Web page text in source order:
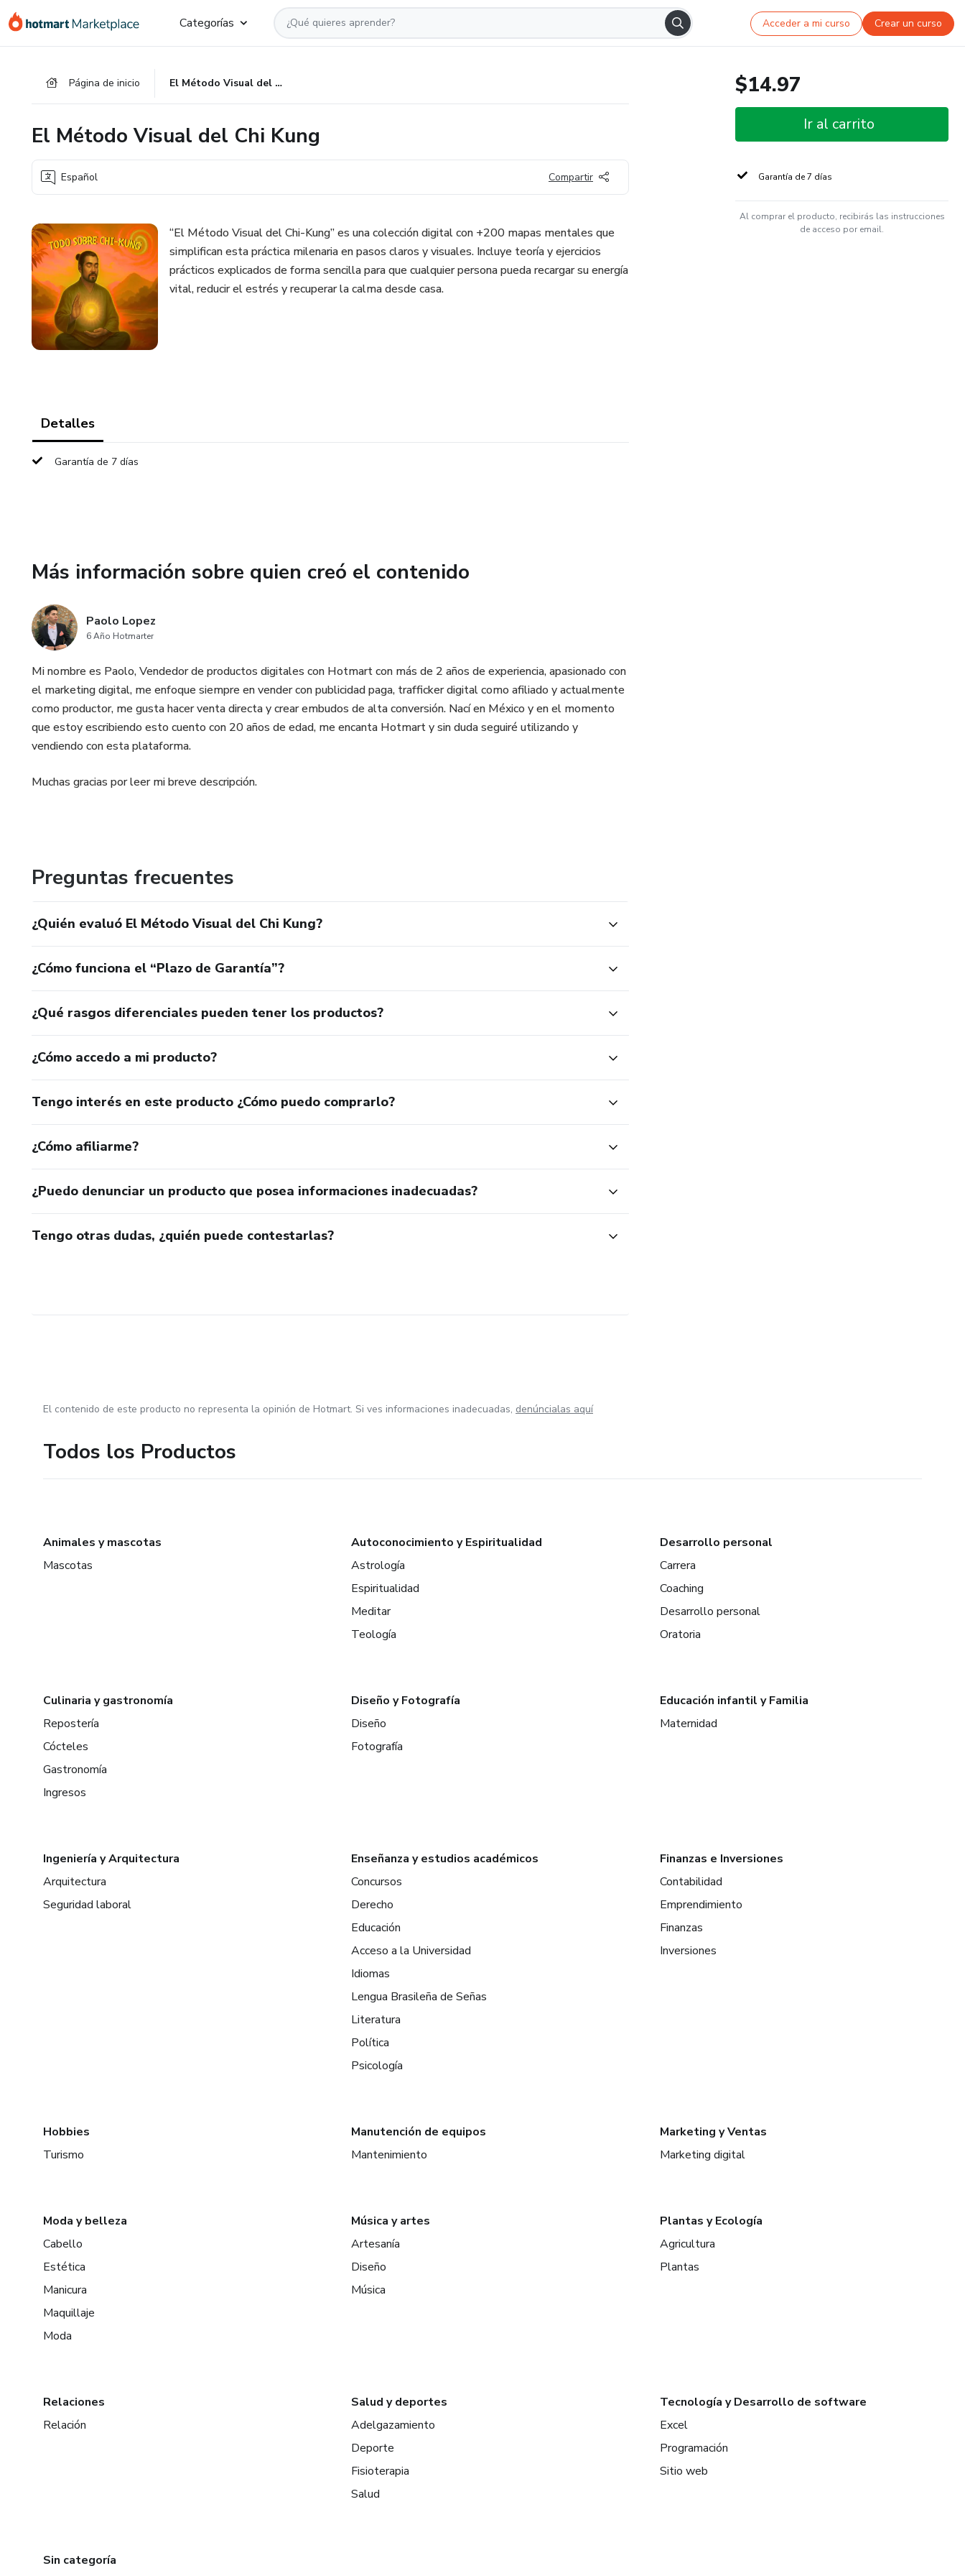
Categorías Acceder a mi curso Crear un curso
Página de inicio El Método Visual del Chi Kung
El Método Visual del Chi Kung
Español Compartir
“El Método Visual del Chi-Kung” es una colección digital con +200 mapas mentales que
simplifican esta práctica milenaria en pasos claros y visuales. Incluye teoría y ejercicios
prácticos explicados de forma sencilla para que cualquier persona pueda recargar su energía
vital, reducir el estrés y recuperar la calma desde casa.
Detalles
Garantía de 7 días
Más información sobre quien creó el contenido
Paolo Lopez
6 Año Hotmarter
Mi nombre es Paolo, Vendedor de productos digitales con Hotmart con más de 2 años de experiencia, apasionado con
el marketing digital, me enfoque siempre en vender con publicidad paga, trafficker digital como afiliado y actualmente
como productor, me gusta hacer venta directa y crear embudos de alta conversión. Nací en México y en el momento
que estoy escribiendo esto cuento con 20 años de edad, me encanta Hotmart y sin duda seguiré utilizando y
vendiendo con esta plataforma.
Muchas gracias por leer mi breve descripción.
Preguntas frecuentes
¿Quién evaluó El Método Visual del Chi Kung?
¿Cómo funciona el “Plazo de Garantía”?
¿Qué rasgos diferenciales pueden tener los productos?
¿Cómo accedo a mi producto?
Tengo interés en este producto ¿Cómo puedo comprarlo?
¿Cómo afiliarme?
¿Puedo denunciar un producto que posea informaciones inadecuadas?
Tengo otras dudas, ¿quién puede contestarlas?
$14.97
Ir al carrito
Garantía de 7 días
Al comprar el producto, recibirás las instrucciones
de acceso por email.
El contenido de este producto no representa la opinión de Hotmart. Si ves informaciones inadecuadas, denúncialas aquí
Todos los Productos
Animales y mascotas
Mascotas
Autoconocimiento y Espiritualidad
Astrología
Espiritualidad
Meditar
Teología
Desarrollo personal
Carrera
Coaching
Desarrollo personal
Oratoria
Culinaria y gastronomía
Repostería
Cócteles
Gastronomía
Ingresos
Diseño y Fotografía
Diseño
Fotografía
Educación infantil y Familia
Maternidad
Ingeniería y Arquitectura
Arquitectura
Seguridad laboral
Enseñanza y estudios académicos
Concursos
Derecho
Educación
Acceso a la Universidad
Idiomas
Lengua Brasileña de Señas
Literatura
Política
Psicología
Finanzas e Inversiones
Contabilidad
Emprendimiento
Finanzas
Inversiones
Hobbies
Turismo
Manutención de equipos
Mantenimiento
Marketing y Ventas
Marketing digital
Moda y belleza
Cabello
Estética
Manicura
Maquillaje
Moda
Música y artes
Artesanía
Diseño
Música
Plantas y Ecología
Agricultura
Plantas
Relaciones
Relación
Salud y deportes
Adelgazamiento
Deporte
Fisioterapia
Salud
Tecnología y Desarrollo de software
Excel
Programación
Sitio web
Sin categoría